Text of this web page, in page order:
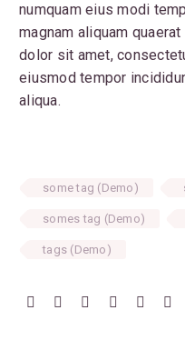
numquam eius modi
magnam aliquam
dolor sit amet,
eiusmod tempor
aliqua.
some tag (Demo)
somes tag (Demo)
tags (Demo)